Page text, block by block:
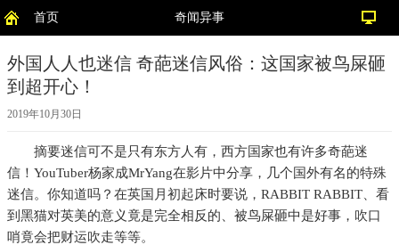
首页 奇闻异事
外国人人也迷信 奇葩迷信风俗：这国家被鸟屎砸
到超开心！
2019年10月30日
摘要迷信可不是只有东方人有，西方国家也有许多奇葩迷
信！YouTuber杨家成MrYang在影片中分享，几个国外有名的特殊
迷信。你知道吗？在英国月初起床时要说，RABBIT RABBIT、看
到黑猫对英美的意义竟是完全相反的、被鸟屎砸中是好事，吹口
哨竟会把财运吹走等等。